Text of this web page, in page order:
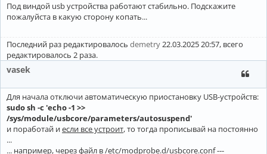
Под виндой usb устройства работают стабильно. Подскажите
пожалуйста в какую сторону копать...
Последний раз редактировалось demetry22.03.2025 20:57, всего
редактировалось 2 раза.
vasek
Для начала отключи автоматическую приостановку USB-устройств:
sudo sh -c 'echo -1 >>
/sys/module/usbcore/parameters/autosuspend'
и поработай иесли все устроит, то тогда прописывай на постоянно
...
... например, через файл в /etc/modprobe.d/usbcore.conf ---